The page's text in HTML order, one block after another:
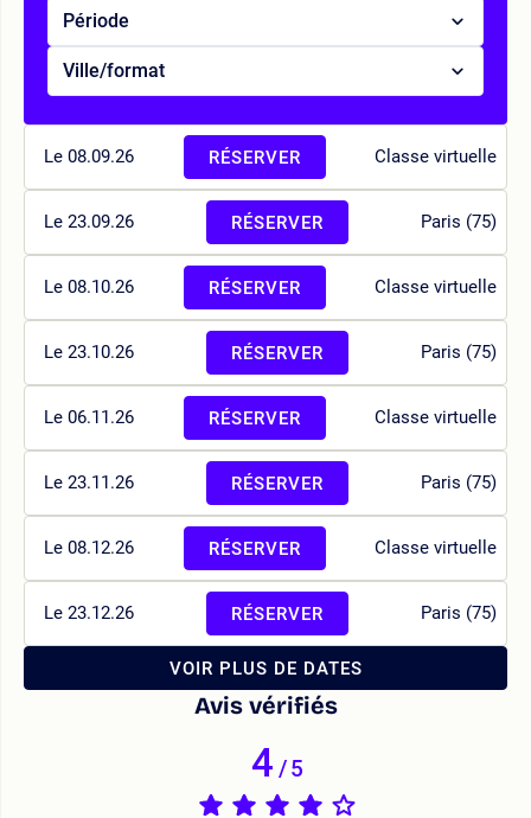
Période
Ville/format
Le 08.09.26 Classe virtuelle
RÉSERVER
Le 23.09.26 Paris (75)
RÉSERVER
Le 08.10.26 Classe virtuelle
RÉSERVER
Le 23.10.26 Paris (75)
RÉSERVER
Le 06.11.26 Classe virtuelle
RÉSERVER
Le 23.11.26 Paris (75)
RÉSERVER
Le 08.12.26 Classe virtuelle
RÉSERVER
Le 23.12.26 Paris (75)
RÉSERVER
VOIR PLUS DE DATES
Avis vérifiés
4/5